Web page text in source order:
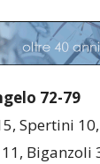
72-79
Spertini
Biganzoli